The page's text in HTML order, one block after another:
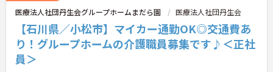
医療法人社団丹生会グループホームまだら園 医療法人社団丹生会
【石川県／小松市】マイカー通勤OK◎交通費あ
り！グループホームの介護職員募集です♪＜正社
員＞